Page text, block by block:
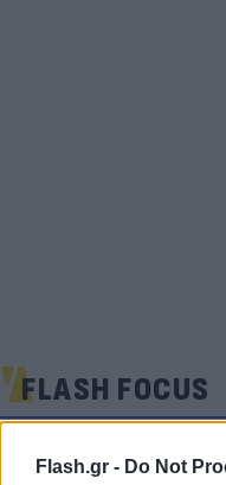
Flash.gr - Do Not
FLASH FOCUS